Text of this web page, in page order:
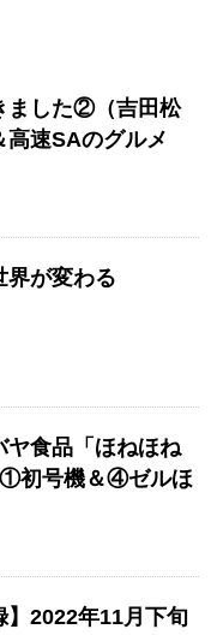
ました②（吉田松
高速SAのグルメ
界が変わる
ヤ食品「ほねほね
①初号機＆④ゼルほ
】2022年11月下旬